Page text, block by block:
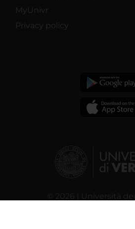
MyUnivr
Privacy policy
© 2026 | Università